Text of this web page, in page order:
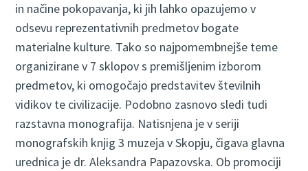
in načine pokopavanja, ki jih lahko opazujemo v
odsevu reprezentativnih predmetov bogate
materialne kulture. Tako so najpomembnejše teme
organizirane v 7 sklopov s premišljenim izborom
predmetov, ki omogočajo predstavitev številnih
vidikov te civilizacije. Podobno zasnovo sledi tudi
razstavna monografija. Natisnjena je v seriji
monografskih knjig 3 muzeja v Skopju, čigava glavna
urednica je dr. Aleksandra Papazovska. Ob promociji